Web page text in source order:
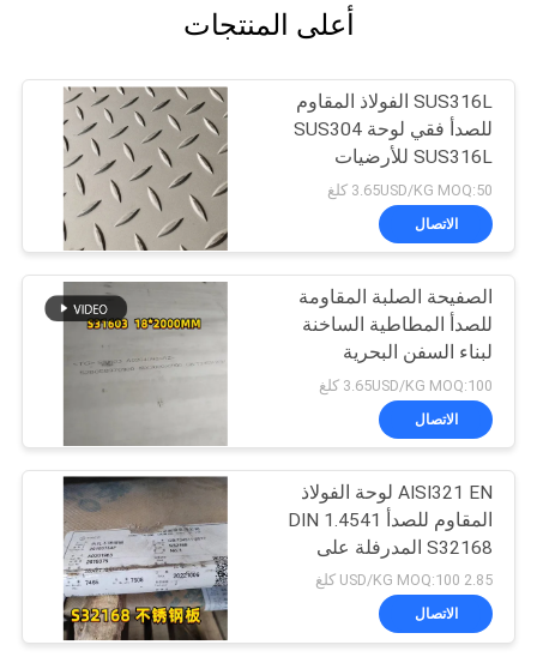
أعلى المنتجات
SUS316L الفولاذ المقاوم
للصدأ فقي لوحة SUS304
SUS316L للأرضيات
3.65USD/KG MOQ:50 كلغ
الاتصال
الصفيحة الصلبة المقاومة
للصدأ المطاطية الساخنة
لبناء السفن البحرية
3.65USD/KG MOQ:100 كلغ
الاتصال
AISI321 EN لوحة الفولاذ
المقاوم للصدأ DIN 1.4541
S32168 المدرفلة على
الساخن 10 ملم للغلاية
2.85 USD/KG MOQ:100 كلغ
الاتصال